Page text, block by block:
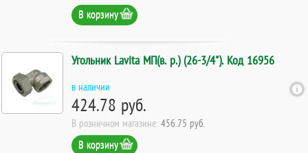
В корзину
Угольник Lavita МП(в. р.) (26-3/4"). Код 16956
в наличии
424.78 руб.
В розничном магазине: 456.75 руб.
В корзину